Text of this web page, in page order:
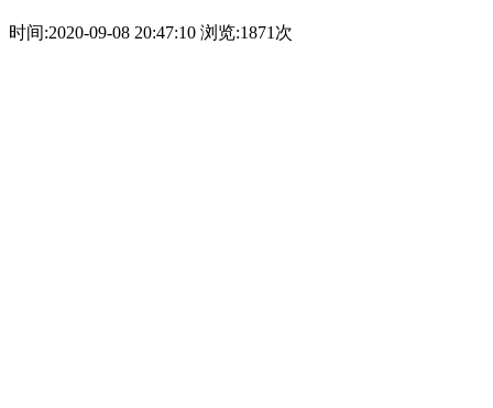
时间:2020-09-08 20:47:10 浏览:1871次